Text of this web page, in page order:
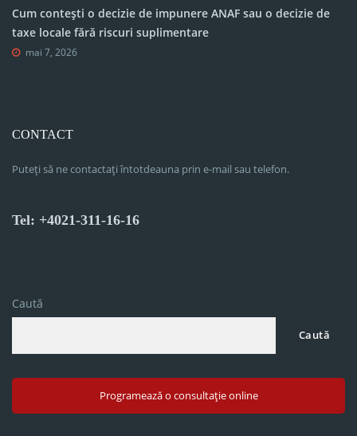
Cum contești o decizie de impunere ANAF sau o decizie de
taxe locale fără riscuri suplimentare
mai 7, 2026
CONTACT
Puteți să ne contactați întotdeauna prin e-mail sau telefon.
Tel: +4021-311-16-16
Caută
Caută
Programează o consultație online